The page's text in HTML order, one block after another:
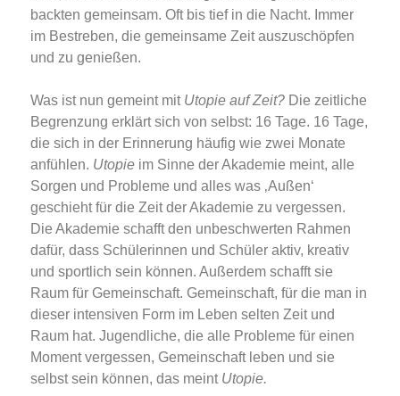
backten gemeinsam. Oft bis tief in die Nacht. Immer
im Bestreben, die gemeinsame Zeit auszuschöpfen
und zu genießen.
Was ist nun gemeint mit Utopie auf Zeit? Die zeitliche
Begrenzung erklärt sich von selbst: 16 Tage. 16 Tage,
die sich in der Erinnerung häufig wie zwei Monate
anfühlen. Utopie im Sinne der Akademie meint, alle
Sorgen und Probleme und alles was ‚Außen‘
geschieht für die Zeit der Akademie zu vergessen.
Die Akademie schafft den unbeschwerten Rahmen
dafür, dass Schülerinnen und Schüler aktiv, kreativ
und sportlich sein können. Außerdem schafft sie
Raum für Gemeinschaft. Gemeinschaft, für die man in
dieser intensiven Form im Leben selten Zeit und
Raum hat. Jugendliche, die alle Probleme für einen
Moment vergessen, Gemeinschaft leben und sie
selbst sein können, das meint Utopie.